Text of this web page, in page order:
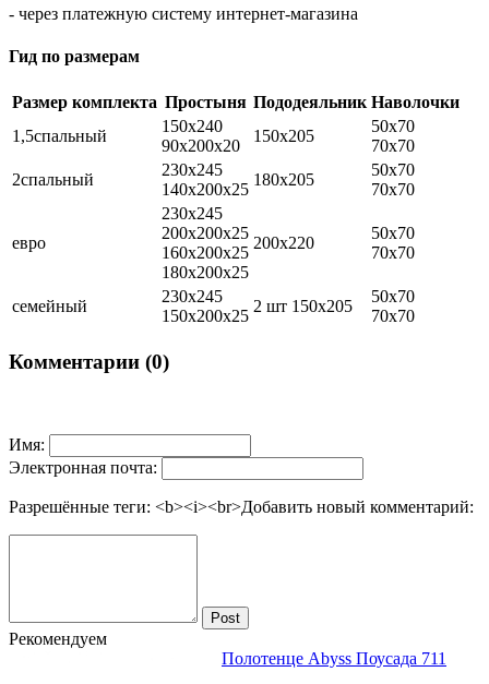
- через платежную систему интернет-магазина
Гид по размерам
Размер комплекта Простыня Пододеяльник Наволочки
1,5спальный
150х240
90х200х20
150х205
50х70
70х70
2спальный
230х245
140х200х25
180х205
50х70
70х70
евро
230х245
200х200х25
160х200х25
180х200х25
200х220
50х70
70х70
семейный
230х245
150х200х25
2 шт 150х205
50х70
70х70
Комментарии (0)
Имя:
Электронная почта:
Разрешённые теги: <b><i><br>Добавить новый комментарий:
Post
Рекомендуем
Полотенце Abyss Поусада 711